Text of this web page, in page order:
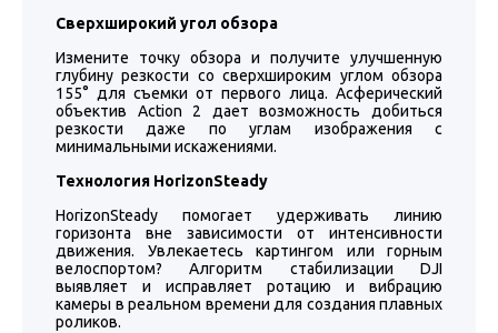
Сверхширокий угол обзора
Измените точку обзора и получите улучшенную
глубину резкости со сверхшироким углом обзора
155° для съемки от первого лица. Асферический
объектив Action 2 дает возможность добиться
резкости даже по углам изображения с
минимальными искажениями.
Технология HorizonSteady
HorizonSteady помогает удерживать линию
горизонта вне зависимости от интенсивности
движения. Увлекаетесь картингом или горным
велоспортом? Алгоритм стабилизации DJI
выявляет и исправляет ротацию и вибрацию
камеры в реальном времени для создания плавных
роликов.